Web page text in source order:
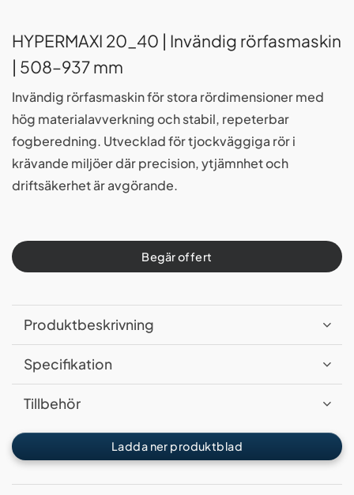
HYPERMAXI 20_40 | Invändig rörfasmaskin
| 508–937 mm
Invändig rörfasmaskin för stora rördimensioner med
hög materialavverkning och stabil, repeterbar
fogberedning. Utvecklad för tjockväggiga rör i
krävande miljöer där precision, ytjämnhet och
driftsäkerhet är avgörande.
Begär offert
Produktbeskrivning
Specifikation
Tillbehör
Ladda ner produktblad